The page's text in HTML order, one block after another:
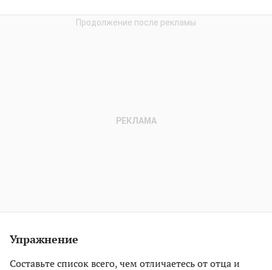
Упражнение
Составьте список всего, чем отличаетесь от отца и